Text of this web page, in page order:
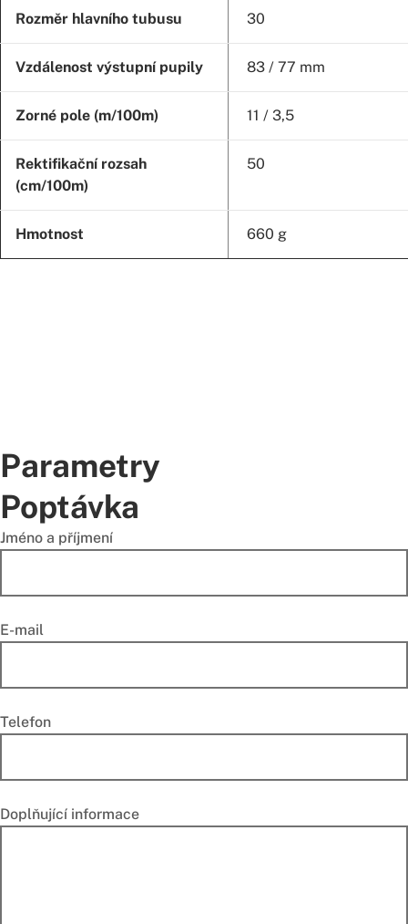
Rozměr hlavního tubusu 30
Vzdálenost výstupní pupily 83 / 77 mm
Zorné pole (m/100m) 11 / 3,5
Rektifikační rozsah
(cm/100m)
50
Hmotnost 660 g
Parametry
Poptávka
Jméno a příjmení
E-mail
Telefon
Doplňující informace